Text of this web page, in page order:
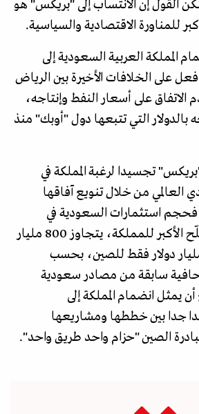
القول إن الانتساب إلى "بريكس" هو
للمناورة الاقتصادية والسياسية.
المملكة العربية السعودية إلى
على الخلافات الأخيرة بين الرياض
على أسعار النفط وإنتاجه،
بالدولار التي تتبعها دول "أوبك" منذ
تجسيدا لرغبة المملكة في
العالمي من خلال تنويع آفاقها
فحجم استثمارات السعودية في
الولايات المتحدة، المسلّح الأكبر للمملكة، يتجاوز 800 مليار
في مقابل 100 مليار دولار فقط للصين، بحسب
سابقة من مصادر سعودية
يمثل انضمام المملكة إلى
جدا بين خططها ومشاريعها
الصين "حزام واحد طريق واحد".